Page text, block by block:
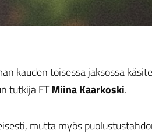
kauden toisessa jaksossa
tutkija FTMiina Kaarkoski.
mutta myös